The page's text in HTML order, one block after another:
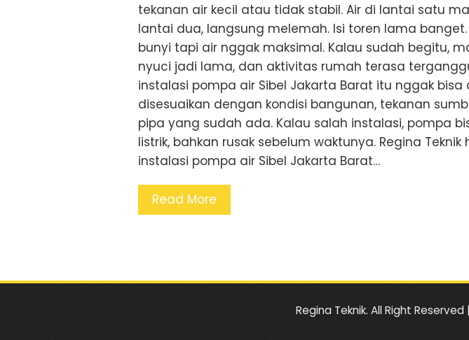
tekanan air kecil atau tidak stabil. Air di lantai satu
lantai dua, langsung melemah. Isi toren lama
bunyi tapi air nggak maksimal. Kalau sudah begitu,
nyuci jadi lama, dan aktivitas rumah terasa
instalasi pompa air Sibel Jakarta Barat itu nggak bisa
disesuaikan dengan kondisi bangunan, tekanan
pipa yang sudah ada. Kalau salah instalasi, pompa
listrik, bahkan rusak sebelum waktunya. Regina
instalasi pompa air Sibel Jakarta Barat…
Read More
Regina Teknik. All Right Reserved |